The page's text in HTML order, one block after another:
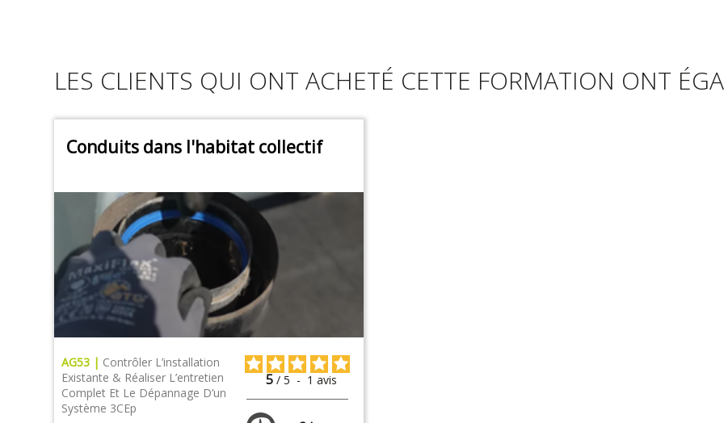
LES CLIENTS QUI ONT ACHETÉ CETTE FORMATION ONT
Conduits dans l'habitat collectif
AG53 | Contrôler L’installation
Existante & Réaliser L’entretien
Complet Et Le Dépannage D’un
Système 3CEp
5 / 5 - 1avis